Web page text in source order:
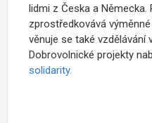
lidmi z Česka a Německa.
zprostředkovává
věnuje se také vzdělávání
Dobrovolnické projekty
solidarity.